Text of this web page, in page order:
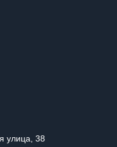
улица, 38